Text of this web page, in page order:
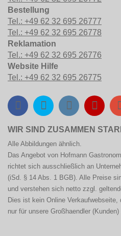
Bestellung
Tel.: +49 62 32 695 26777
Tel.: +49 62 32 695 26778
Reklamation
Tel.: +49 62 32 695 26776
Website Hilfe
Tel.: +49 62 32 695 26775
WIR SIND ZUSAMMEN
Alle Abbildungen ähnlich.
Das Angebot von Hofmann
richtet sich ausschließlich an
(iSd. § 14 Abs. 1 BGB). Alle Preise
und verstehen sich netto zzgl.
Dies ist kein Online Verkaufwebseite,
nur für unsere Großhaendler (Kunden)